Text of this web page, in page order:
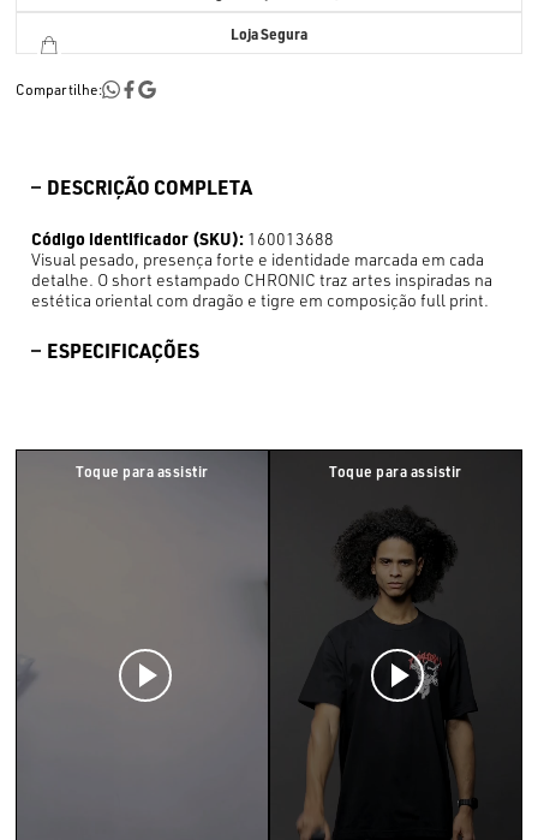
Loja Segura
Compartilhe:
DESCRIÇÃO COMPLETA
Código identificador (SKU): 160013688
Visual pesado, presença forte e identidade marcada em cada
detalhe. O short estampado CHRONIC traz artes inspiradas na
estética oriental com dragão e tigre em composição full print.
ESPECIFICAÇÕES